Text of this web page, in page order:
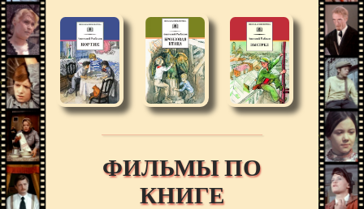
ФИЛЬМЫ ПО
КНИГЕ